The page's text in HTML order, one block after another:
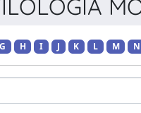
G H I J K L M N